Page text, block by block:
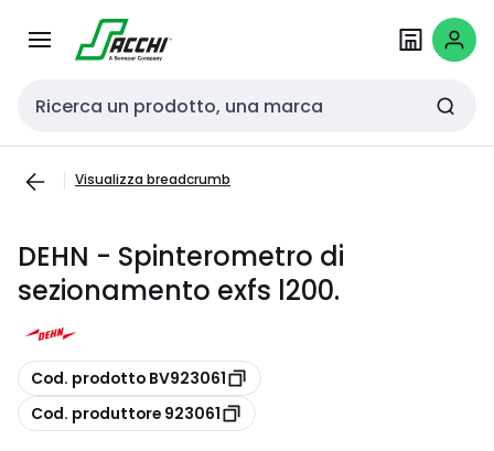
navigazionecontenuto
Cerca input
Visualizza breadcrumb
DEHN - Spinterometro di
sezionamento exfs l200.
copia
Cod. prodotto BV923061
copia
Cod. produttore 923061